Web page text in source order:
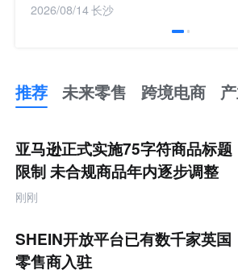
2026/08/14长沙
推荐 未来零售 跨境电商
未
来
零
售
跨
境
产
业
互
亚马逊正式实施75字符商品标题
限制 未合规商品年内逐步调整
刚刚
SHEIN开放平台已有数千家英国
零售商入驻